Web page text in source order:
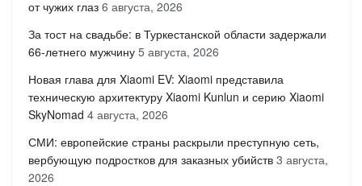
от чужих глаз 6 августа, 2026
За тост на свадьбе: в Туркестанской области задержали
66-летнего мужчину 5 августа, 2026
Новая глава для Xiaomi EV: Xiaomi представила
техническую архитектуру Xiaomi Kunlun и серию Xiaomi
SkyNomad 4 августа, 2026
СМИ: европейские страны раскрыли преступную сеть,
вербующую подростков для заказных убийств 3 августа,
2026